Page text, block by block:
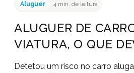
Aluguer 4 min. de leitura
ALUGUER DE
VIATURA, O QUE
Detetou um risco no carro